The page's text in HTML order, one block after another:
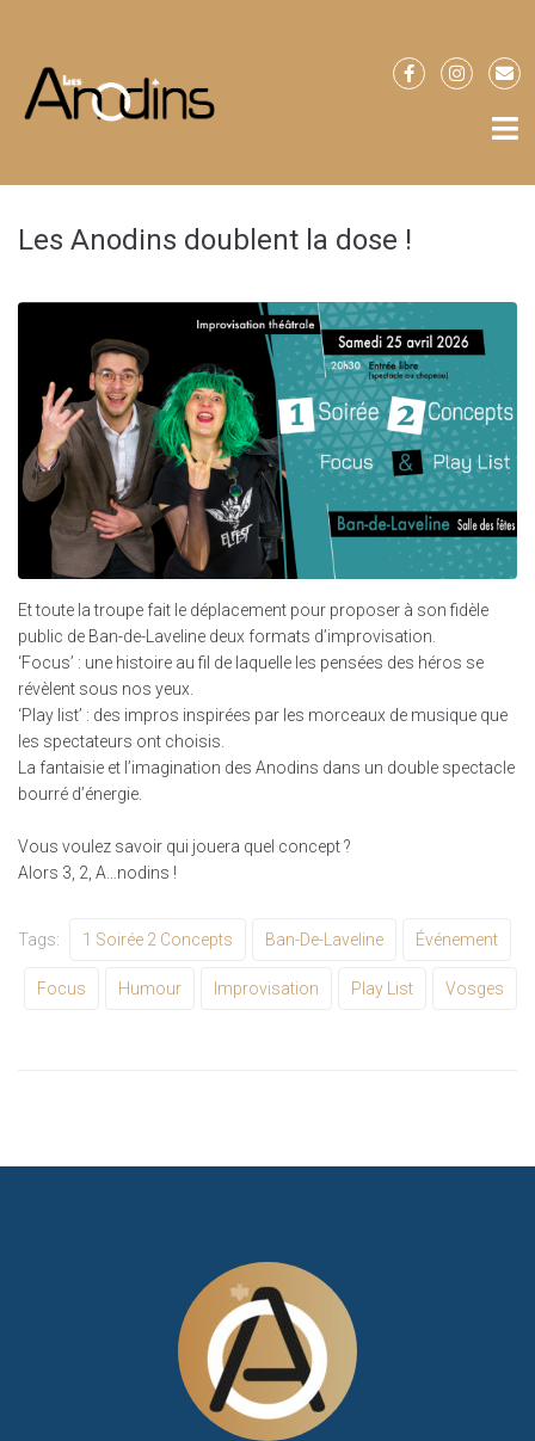
Les Anodins doublent la dose !
Et toute la troupe fait le déplacement pour proposer à son fidèle
public de Ban-de-Laveline deux formats d’improvisation.
‘Focus’ : une histoire au fil de laquelle les pensées des héros se
révèlent sous nos yeux.
‘Play list’ : des impros inspirées par les morceaux de musique que
les spectateurs ont choisis.
La fantaisie et l’imagination des Anodins dans un double spectacle
bourré d’énergie.
Vous voulez savoir qui jouera quel concept ?
Alors 3, 2, A…nodins !
Tags: 1 Soirée 2 Concepts Ban-De-Laveline Événement
Focus Humour Improvisation Play List Vosges